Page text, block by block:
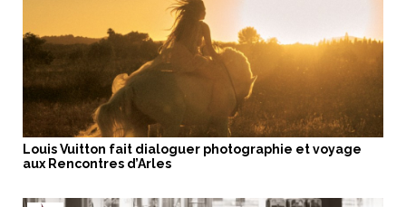
Louis Vuitton fait dialoguer photographie et voyage
aux Rencontres d’Arles